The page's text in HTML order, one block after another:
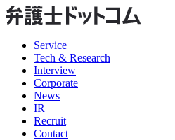
Service
Tech & Research
Interview
Corporate
News
IR
Recruit
Contact